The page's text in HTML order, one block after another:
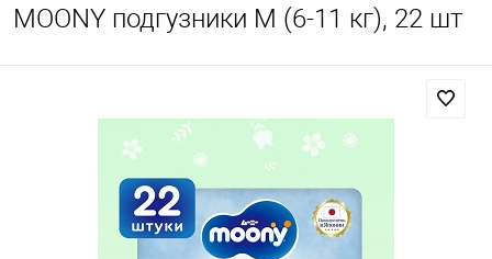
MOONY подгузники M (6-11 кг), 22 шт